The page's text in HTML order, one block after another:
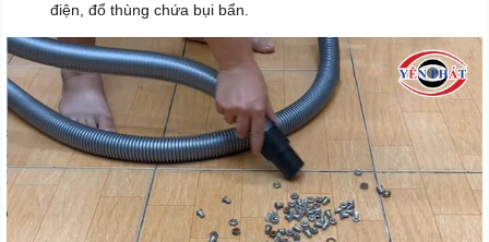
điện, đổ thùng chứa bụi bẩn.